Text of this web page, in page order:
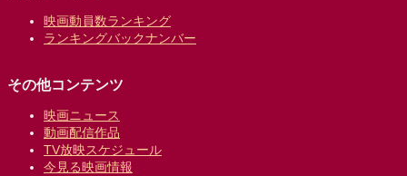
映画動員数ランキング
ランキングバックナンバー
その他コンテンツ
映画ニュース
動画配信作品
TV放映スケジュール
今見る映画情報